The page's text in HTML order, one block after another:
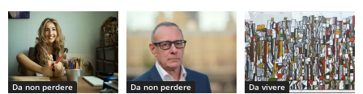
Da non perdere Da non perdere Da vivere